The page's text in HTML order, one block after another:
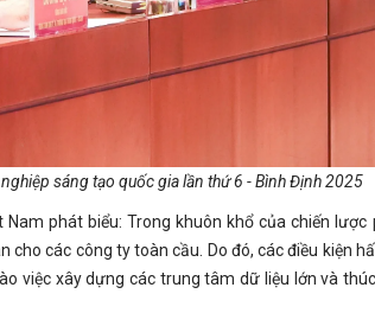
sáng tạo quốc gia lần thứ 6 - Bình Định 2025
phát biểu: Trong khuôn khổ của chiến lược
các công ty toàn cầu. Do đó, các điều kiện
việc xây dựng các trung tâm dữ liệu lớn và